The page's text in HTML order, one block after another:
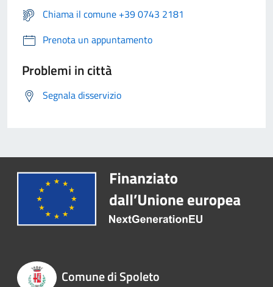
Chiama il comune +39 0743 2181
Prenota un appuntamento
Problemi in città
Segnala disservizio
Comune di Spoleto